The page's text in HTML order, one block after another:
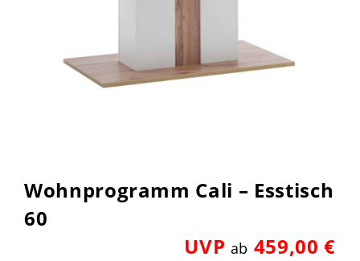
Wohnprogramm Cali – Esstisch
60
UVP ab 459,00 €